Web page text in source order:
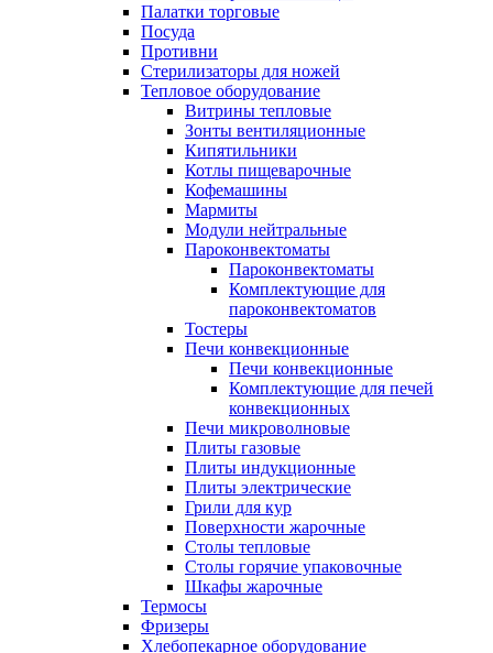
Палатки торговые
Посуда
Противни
Стерилизаторы для ножей
Тепловое оборудование
Витрины тепловые
Зонты вентиляционные
Кипятильники
Котлы пищеварочные
Кофемашины
Мармиты
Модули нейтральные
Пароконвектоматы
Пароконвектоматы
Комплектующие для
пароконвектоматов
Тостеры
Печи конвекционные
Печи конвекционные
Комплектующие для печей
конвекционных
Печи микроволновые
Плиты газовые
Плиты индукционные
Плиты электрические
Грили для кур
Поверхности жарочные
Столы тепловые
Столы горячие упаковочные
Шкафы жарочные
Термосы
Фризеры
Хлебопекарное оборудование